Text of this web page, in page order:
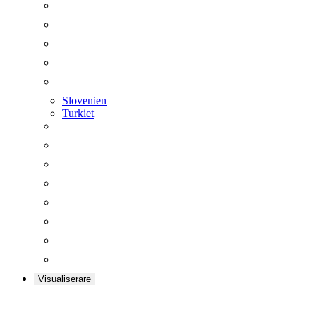
Slovenien
Turkiet
Visualiserare